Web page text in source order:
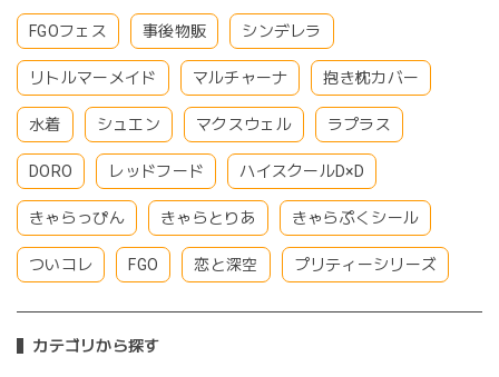
FGOフェス 事後物販 シンデレラ
リトルマーメイド マルチャーナ 抱き枕カバー
水着 シュエン マクスウェル ラプラス
DORO レッドフード ハイスクールD×D
きゃらっぴん きゃらとりあ きゃらぷくシール
ついコレ FGO 恋と深空 プリティーシリーズ
カテゴリから探す